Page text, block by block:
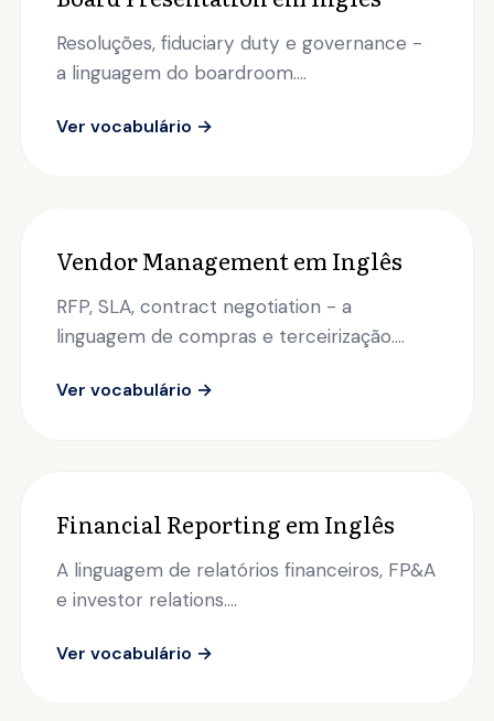
Resoluções, fiduciary duty e governance -
a linguagem do boardroom....
Ver vocabulário →
Vendor Management em Inglês
RFP, SLA, contract negotiation - a
linguagem de compras e terceirização....
Ver vocabulário →
Financial Reporting em Inglês
A linguagem de relatórios financeiros, FP&A
e investor relations....
Ver vocabulário →